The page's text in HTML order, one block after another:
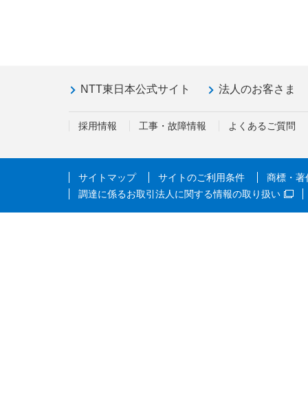
NTT東日本公式サイト 法人のお客さま
採用情報 工事・故障情報 よくあるご質問
サイトマップ サイトのご利用条件
商標・著
調達に係るお取引法人に関する情報の取り扱い